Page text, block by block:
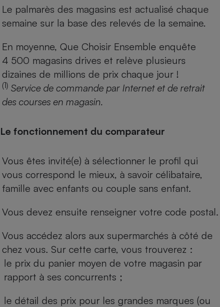
Le palmarès des magasins est actualisé chaque
semaine sur la base des relevés de la semaine.
En moyenne, Que Choisir Ensemble enquête
4 500 magasins drives et relève plusieurs
dizaines de millions de prix chaque jour !
(1) Service de commande par Internet et de retrait
des courses en magasin.
Le fonctionnement du comparateur
Vous êtes invité(e) à sélectionner le profil qui
vous correspond le mieux, à savoir célibataire,
famille avec enfants ou couple sans enfant.
Vous devez ensuite renseigner votre code postal.
Vous accédez alors aux supermarchés à côté de
chez vous. Sur cette carte, vous trouverez :
le prix du panier moyen de votre magasin par
rapport à ses concurrents ;
le détail des prix pour les grandes marques (ou